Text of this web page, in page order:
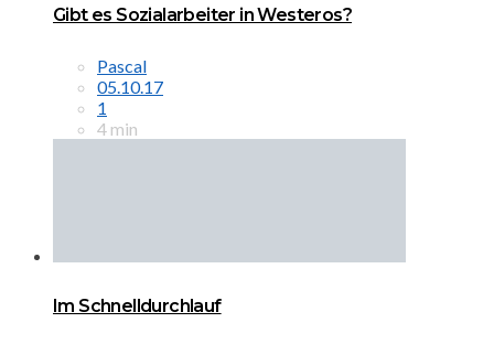
Gibt es Sozialarbeiter in Westeros?
Pascal
05.10.17
1
4 min
Im Schnelldurchlauf